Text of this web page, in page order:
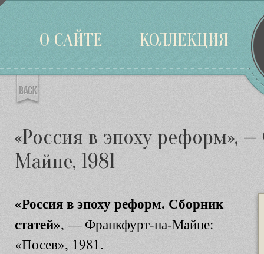
О САЙТЕ КОЛЛЕКЦИЯ
«Россия в эпоху реформ»,
Майне, 1981
«Россия в эпоху реформ. Сборник
статей», — Франкфурт-на-Майне:
«Посев», 1981.